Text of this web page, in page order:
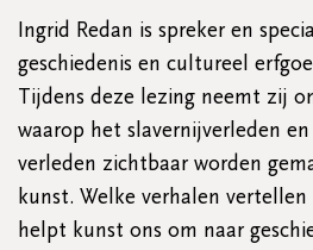
Ingrid Redan is spreker en
geschiedenis en cultureel
Tijdens deze lezing neemt zij
waarop het slavernijverleden
verleden zichtbaar worden
kunst. Welke verhalen vertellen
helpt kunst ons om naar